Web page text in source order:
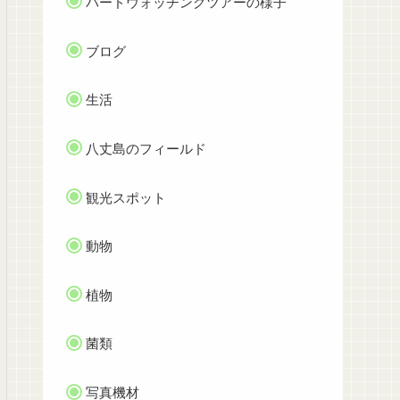
ブログ
生活
八丈島のフィールド
観光スポット
動物
植物
菌類
写真機材